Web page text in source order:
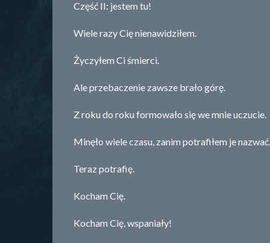
Część II: jestem tu!
Wiele razy Cię nienawidziłem.
Życzyłem Ci śmierci.
Ale przebaczenie zawsze brało górę.
Z roku do roku formowało się we mnie uczucie.
Minęło wiele czasu, zanim potrafiłem je
Teraz potrafię.
Kocham Cię.
Kocham Cię, wspaniały!